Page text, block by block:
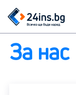
За нас